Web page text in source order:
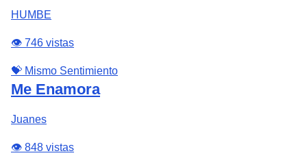
HUMBE
👁️ 746 vistas
💝 Mismo Sentimiento
Me Enamora
Juanes
👁️ 848 vistas